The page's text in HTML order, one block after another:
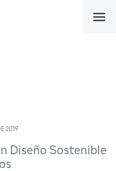
bar
2019
Diseño Sostenible